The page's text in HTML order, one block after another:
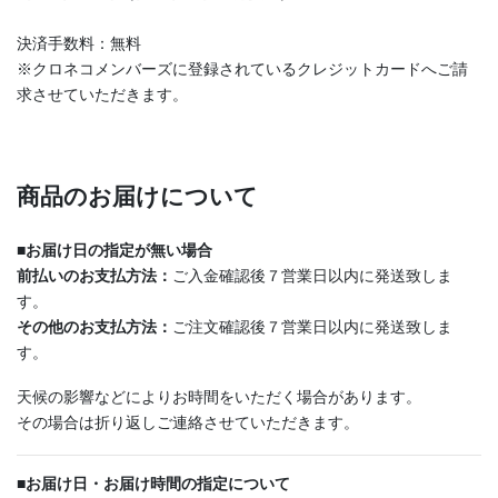
決済手数料：無料
※クロネコメンバーズに登録されているクレジットカードへご請
求させていただきます。
商品のお届けについて
■お届け日の指定が無い場合
前払いのお支払方法： ご入金確認後７営業日以内に発送致しま
す。
その他のお支払方法： ご注文確認後７営業日以内に発送致しま
す。
天候の影響などによりお時間をいただく場合があります。
その場合は折り返しご連絡させていただきます。
■お届け日・お届け時間の指定について